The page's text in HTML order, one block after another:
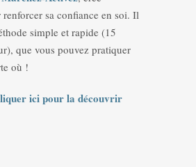
sa confiance en soi. Il
simple et rapide (15
que vous pouvez pratiquer
où !
ici pour la découvrir